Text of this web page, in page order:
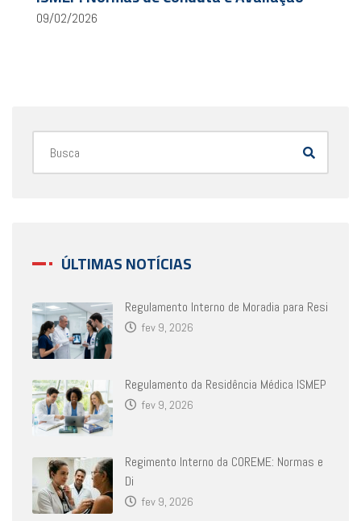
09/02/2026
ÚLTIMAS NOTÍCIAS
Regulamento Interno de Moradia para Resi
fev 9, 2026
Regulamento da Residência Médica ISMEP
fev 9, 2026
Regimento Interno da COREME: Normas e
Di
fev 9, 2026